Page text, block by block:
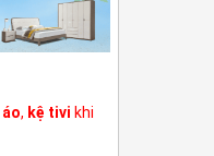
, kệ tivi khi